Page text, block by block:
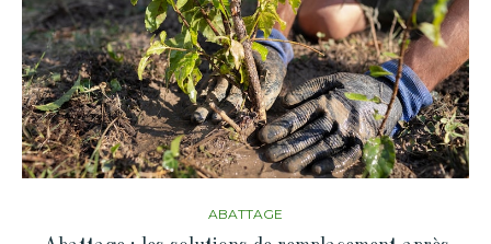
ABATTAGE